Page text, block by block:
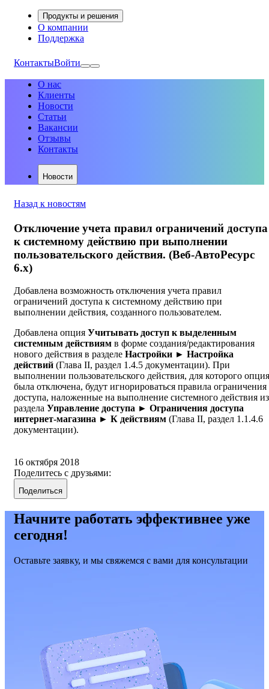
Продукты и решения
О компании
Поддержка
КонтактыВойти
О нас
Клиенты
Новости
Статьи
Вакансии
Отзывы
Контакты
Новости
Назад к новостям
Отключение учета правил ограничений доступа
к системному действию при выполнении
пользовательского действия. (Веб-АвтоРесурс
6.х)
Добавлена возможность отключения учета правил
ограничений доступа к системному действию при
выполнении действия, созданного пользователем.
Добавлена опция Учитывать доступ к выделенным
системным действиям в форме создания/редактирования
нового действия в разделе Настройки ► Настройка
действий (Глава II, раздел 1.4.5 документации). При
выполнении пользовательского действия, для которого опция
была отключена, будут игнорироваться правила ограничения
доступа, наложенные на выполнение системного действия из
раздела Управление доступа ► Ограничения доступа
интернет-магазина ► К действиям (Глава II, раздел 1.1.4.6
документации).
16 октября 2018
Поделитесь с друзьями:
Поделиться
Начните работать эффективнее уже
сегодня!
Оставьте заявку, и мы свяжемся с вами для консультации